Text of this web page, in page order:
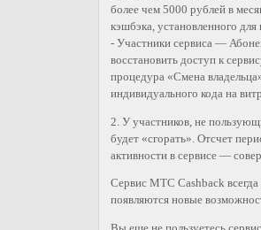
более чем 5000 рублей в
кэшбэка, установленного
- Участники сервиса —
восстановить доступ к
процедура «Смена
индивидуального кода на
2. У участников, не
будет «сгорать». Отсчет
активности в сервисе —
Сервис МТС Cashback всегда
появляются новые